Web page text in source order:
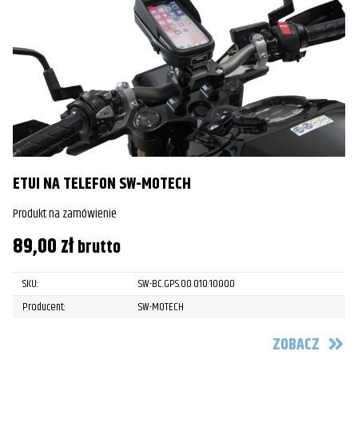
ETUI NA TELEFON SW-MOTECH
Produkt na zamówienie
89,00złbrutto
SKU:
SW-BC.GPS.00.010.10000
Producent:
SW-MOTECH
ZOBACZ